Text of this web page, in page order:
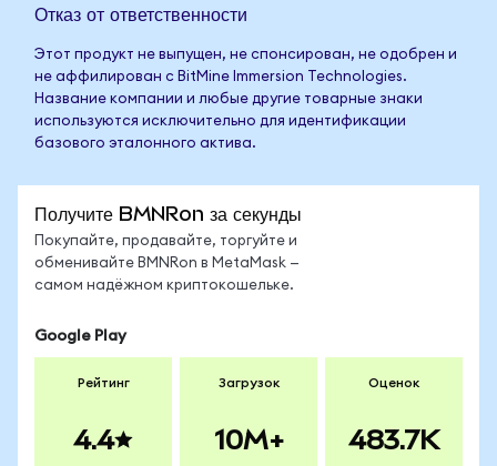
Отказ от ответственности
Этот продукт не выпущен, не спонсирован, не одобрен и
не аффилирован с BitMine Immersion Technologies.
Название компании и любые другие товарные знаки
используются исключительно для идентификации
базового эталонного актива.
Получите BMNRon за секунды
Покупайте, продавайте, торгуйте и
обменивайте BMNRon в MetaMask —
самом надёжном криптокошельке.
Google Play
Рейтинг
4.4
Загрузок
10M+
Оценок
483.7K